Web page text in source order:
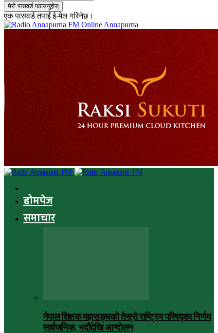
एक पासवर्ड तपाईं ई-मेल गरिनेछ।
Online Annapurna
होमपेज
समाचार
नेपाल शिक्षक महासङ्घको तेस्रो राष्ट्रिय परिषद्का निर्णय
सार्वजनिक, भदाैदेखि आन्दाेलन